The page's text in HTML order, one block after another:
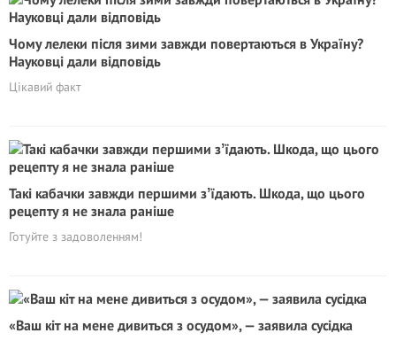
Чому лелеки після зими завжди повертаються в Україну?
Науковці дали відповідь
Цікавий факт
Такі кабачки завжди першими зʼїдають. Шкода, що цього
рецепту я не знала раніше
Готуйте з задоволенням!
«Ваш кіт на мене дивиться з осудом», — заявила сусідка